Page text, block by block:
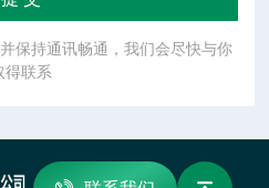
保持通讯畅通，我们会尽快与你
得联系